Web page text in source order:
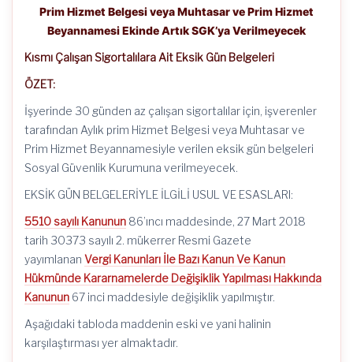
Prim Hizmet Belgesi veya Muhtasar ve Prim Hizmet
Beyannamesi Ekinde Artık SGK’ya Verilmeyecek
Kısmı Çalışan Sigortalılara Ait Eksik Gün Belgeleri
ÖZET:
İşyerinde 30 günden az çalışan sigortalılar için, işverenler
tarafından Aylık prim Hizmet Belgesi veya Muhtasar ve
Prim Hizmet Beyannamesiyle verilen eksik gün belgeleri
Sosyal Güvenlik Kurumuna verilmeyecek.
EKSİK GÜN BELGELERİYLE İLGİLİ USUL VE ESASLARI:
5510 sayılı Kanunun 86’ıncı maddesinde, 27 Mart 2018
tarih 30373 sayılı 2. mükerrer Resmi Gazete
yayımlanan Vergi Kanunları İle Bazı Kanun Ve Kanun
Hükmünde Kararnamelerde Değişiklik Yapılması Hakkında
Kanunun 67 inci maddesiyle değişiklik yapılmıştır.
Aşağıdaki tabloda maddenin eski ve yani halinin
karşılaştırması yer almaktadır.